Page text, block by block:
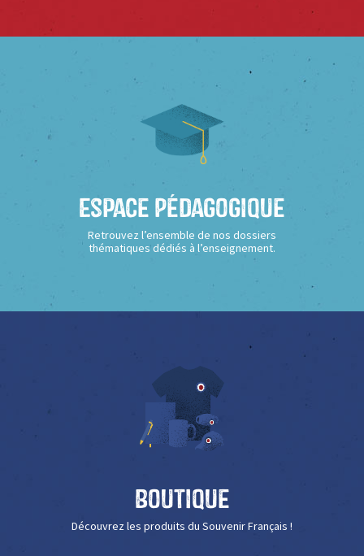
Espace Pédagogique
Retrouvez l’ensemble de nos dossiers
thématiques dédiés à l’enseignement.
Boutique
Découvrez les produits du Souvenir Français !